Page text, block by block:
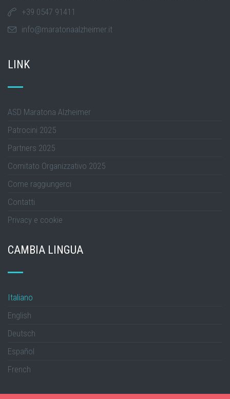
+39 0547 91411
info@maratonaalzheimer.it
LINK
ASD Maratona Alzheimer
Patrocini 2025
Partners 2025
Comitato Organizzativo 2025
Come raggiungerci
Contatti
Privacy e cookie
CAMBIA LINGUA
Italiano
English
Deutsch
Español
French